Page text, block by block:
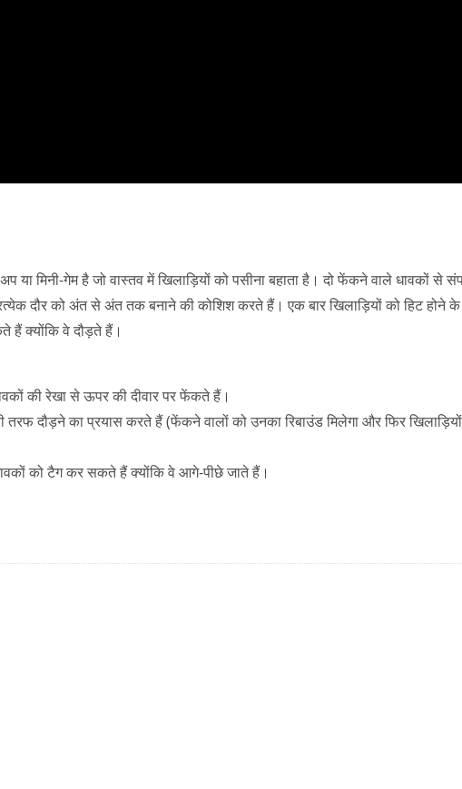
या मिनी-गेम है जो वास्तव में खिलाड़ियों को पसीना बहाता है। दो फेंकने वाले धावकों से
दौर को अंत से अंत तक बनाने की कोशिश करते हैं। एक बार खिलाड़ियों को हिट होने के
हैं क्योंकि वे दौड़ते हैं।
की रेखा से ऊपर की दीवार पर फेंकते हैं।
तरफ दौड़ने का प्रयास करते हैं (फेंकने वालों को उनका रिबाउंड मिलेगा और फिर खिलाड़ियों
को टैग कर सकते हैं क्योंकि वे आगे-पीछे जाते हैं।